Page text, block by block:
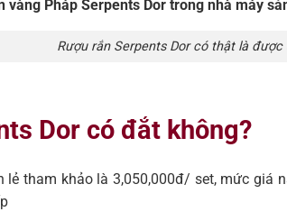
vàng Pháp Serpents Dor trong nhà máy
Rượu rắn Serpents Dor có thật là
Dor có đắt không?
lẻ tham khảo là 3,050,000đ/ set, mức giá